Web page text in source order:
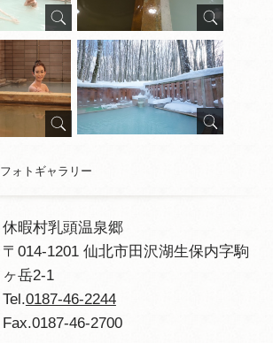
フォトギャラリー
休暇村乳頭温泉郷
〒014-1201 仙北市田沢湖生保内字駒
ヶ岳2-1
Tel.0187-46-2244
Fax.0187-46-2700